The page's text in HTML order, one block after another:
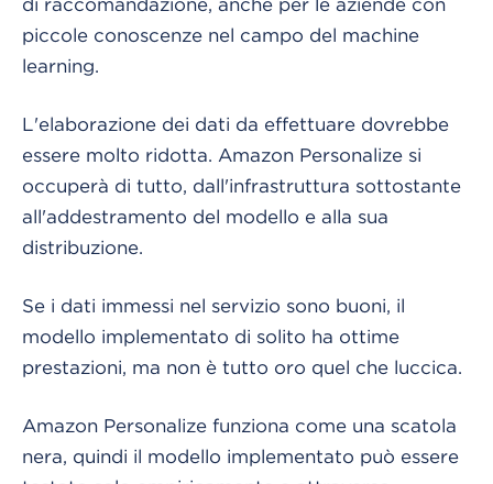
di raccomandazione, anche per le aziende con
piccole conoscenze nel campo del machine
learning.
L'elaborazione dei dati da effettuare dovrebbe
essere molto ridotta. Amazon Personalize si
occuperà di tutto, dall'infrastruttura sottostante
all'addestramento del modello e alla sua
distribuzione.
Se i dati immessi nel servizio sono buoni, il
modello implementato di solito ha ottime
prestazioni, ma non è tutto oro quel che luccica.
Amazon Personalize funziona come una scatola
nera, quindi il modello implementato può essere